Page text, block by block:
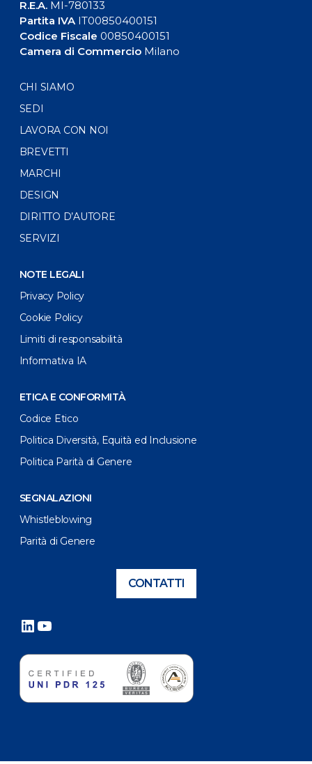
R.E.A.MI-780133
Partita IVAIT00850400151
Codice Fiscale 00850400151
Camera di CommercioMilano
CHI SIAMO
SEDI
LAVORA CON NOI
BREVETTI
MARCHI
DESIGN
DIRITTO D’AUTORE
SERVIZI
NOTE LEGALI
Privacy Policy
Cookie Policy
Limiti di responsabilità
Informativa IA
ETICA E CONFORMITÀ
Codice Etico
Politica Diversità, Equità ed Inclusione
Politica Parità di Genere
SEGNALAZIONI
Whistleblowing
Parità di Genere
CONTATTI
LinkedIn
YouTube